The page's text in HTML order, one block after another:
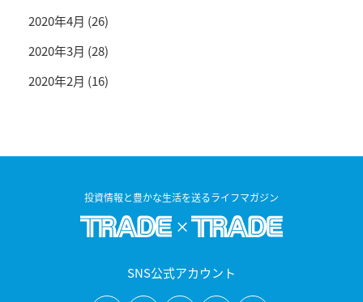
2020年4月 (26)
2020年3月 (28)
2020年2月 (16)
投資情報と豊かな生活を送るライフマガジン
SNS公式アカウント